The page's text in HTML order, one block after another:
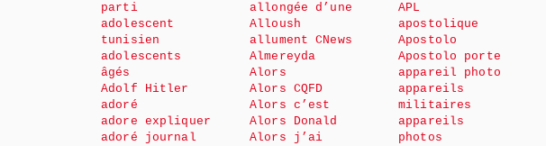
parti
adolescent
tunisien
adolescents
âgés
Adolf Hitler
adoré
adore expliquer
adoré journal
allongée d’une
Alloush
allument CNews
Almereyda
Alors
Alors CQFD
Alors c’est
Alors Donald
Alors j’ai
APL
apostolique
Apostolo
Apostolo porte
appareil photo
appareils
militaires
appareils
photos